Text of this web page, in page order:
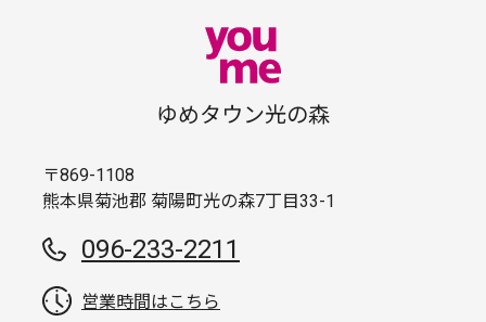
ゆめタウン光の森
〒869-1108
熊本県菊池郡 菊陽町光の森7丁目33-1
096-233-2211
営業時間はこちら